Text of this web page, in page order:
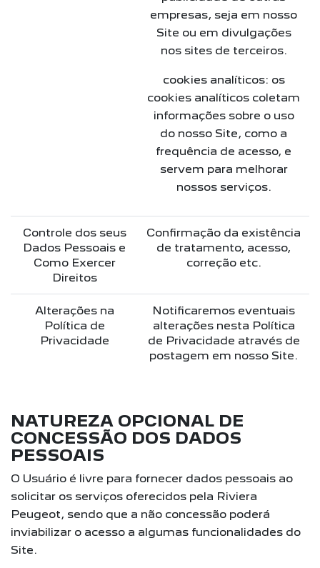
empresas, seja em nosso
Site ou em divulgações
nos sites de terceiros.
cookies analíticos: os
cookies analíticos coletam
informações sobre o uso
do nosso Site, como a
frequência de acesso, e
servem para melhorar
nossos serviços.
Controle dos seus
Dados Pessoais e
Como Exercer
Direitos
Confirmação da existência
de tratamento, acesso,
correção etc.
Alterações na
Política de
Privacidade
Notificaremos eventuais
alterações nesta Política
de Privacidade através de
postagem em nosso Site.
NATUREZA OPCIONAL DE
CONCESSÃO DOS DADOS
PESSOAIS
O Usuário é livre para fornecer dados pessoais ao
solicitar os serviços oferecidos pela Riviera
Peugeot, sendo que a não concessão poderá
inviabilizar o acesso a algumas funcionalidades do
Site.